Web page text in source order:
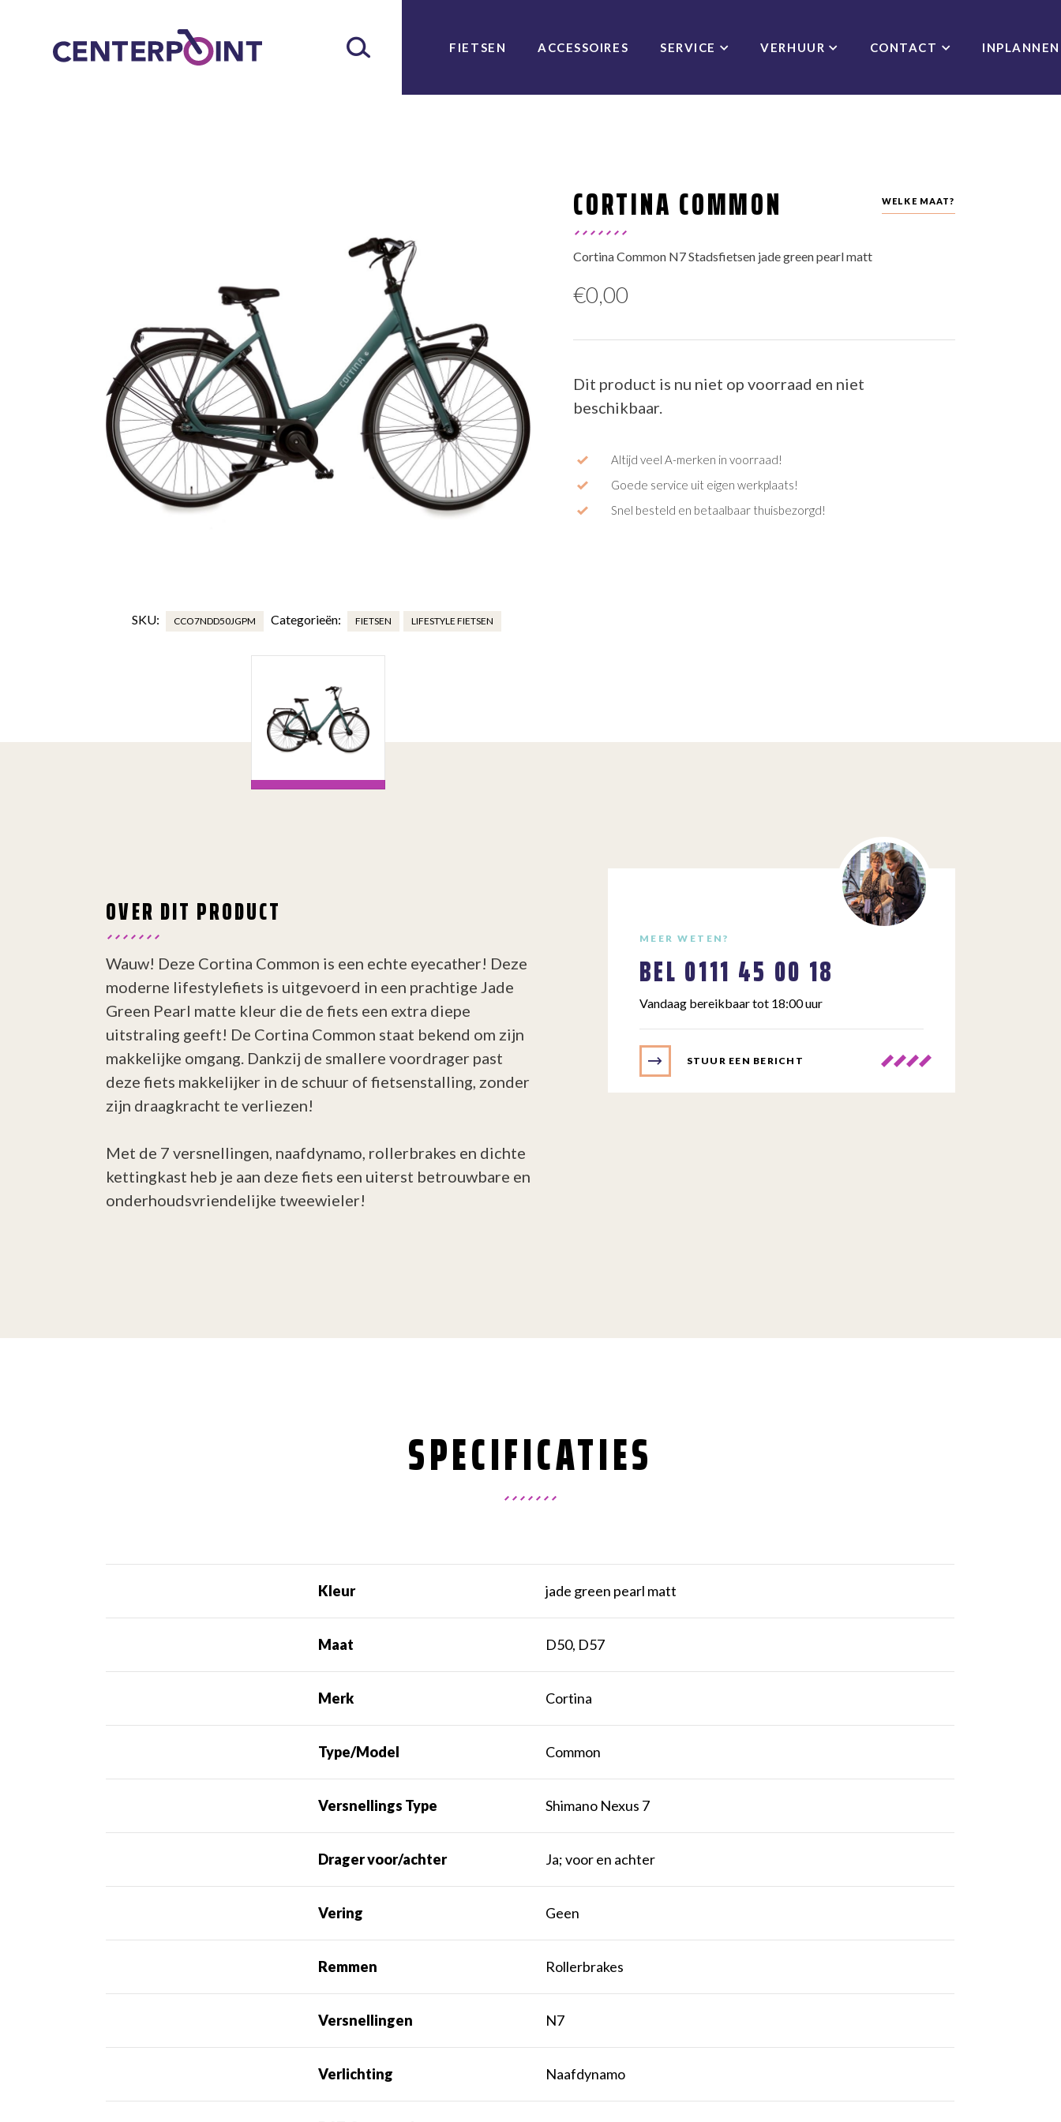
FIETSEN ACCESSOIRES SERVICE VERHUUR CONTACT INPLANNEN
SKU: CCO7NDD50JGPM Categorieën: FIETSEN LIFESTYLE FIETSEN
WELKE MAAT?
CORTINA COMMON
Cortina Common N7 Stadsfietsen jade green pearl matt
€0,00
Dit product is nu niet op voorraad en niet
beschikbaar.
Altijd veel A-merken in voorraad!
Goede service uit eigen werkplaats!
Snel besteld en betaalbaar thuisbezorgd!
OVER DIT PRODUCT
Wauw! Deze Cortina Common is een echte eyecather! Deze
moderne lifestylefiets is uitgevoerd in een prachtige Jade
Green Pearl matte kleur die de fiets een extra diepe
uitstraling geeft! De Cortina Common staat bekend om zijn
makkelijke omgang. Dankzij de smallere voordrager past
deze fiets makkelijker in de schuur of fietsenstalling, zonder
zijn draagkracht te verliezen!
Met de 7 versnellingen, naafdynamo, rollerbrakes en dichte
kettingkast heb je aan deze fiets een uiterst betrouwbare en
onderhoudsvriendelijke tweewieler!
MEER WETEN?
BEL 0111 45 00 18
Vandaag bereikbaar tot 18:00 uur
STUUR EEN BERICHT
SPECIFICATIES
Kleur jade green pearl matt
Maat D50, D57
Merk Cortina
Type/Model Common
Versnellings Type Shimano Nexus 7
Drager voor/achter Ja; voor en achter
Vering Geen
Remmen Rollerbrakes
Versnellingen N7
Verlichting Naafdynamo